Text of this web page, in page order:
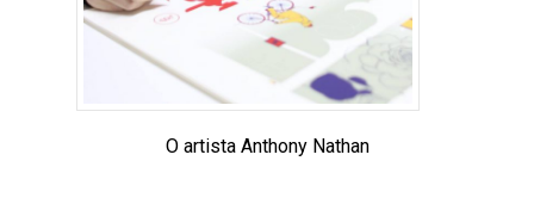
O artista Anthony Nathan